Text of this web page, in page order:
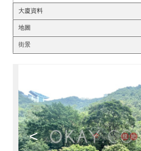
大廈資料
地圖
街景
<